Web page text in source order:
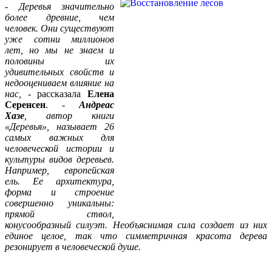
- Деревья значительно
более древние, чем
человек. Они существуют
уже сотни миллионов
лет, но мы не знаем и
половины их
удивительных свойств и
недооцениваем влияние на
нас,
- рассказала Елена
Серенсен. - Андреас
Хазе , автор книги
«Деревья», называет 26
самых важных для
человеческой истории и
культуры видов деревьев.
Например, европейская
ель. Ее архитектура,
форма и строение
совершенно уникальны:
прямой ствол,
конусообразный силуэт. Необъяснимая сила создает из них
единое целое, так что симметричная красота дерева
резонирует в человеческой душе.